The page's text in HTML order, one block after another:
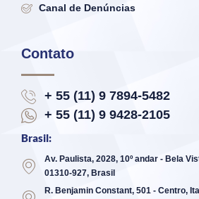
Canal de Denúncias
Contato
+ 55 (11) 9 7894-5482
+ 55 (11) 9 9428-2105
Brasil:
Av. Paulista, 2028, 10º andar - Bela
01310-927, Brasil
R. Benjamin Constant, 501 - Centro,